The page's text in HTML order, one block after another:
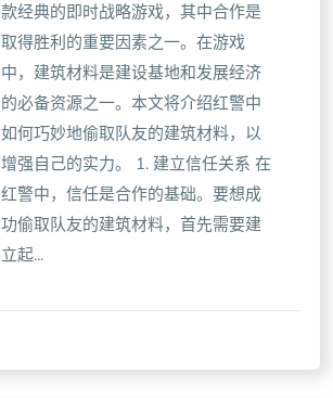
款经典的即时战略游戏，其中合作是
取得胜利的重要因素之一。在游戏
中，建筑材料是建设基地和发展经济
的必备资源之一。本文将介绍红警中
如何巧妙地偷取队友的建筑材料，以
增强自己的实力。 1. 建立信任关系 在
红警中，信任是合作的基础。要想成
功偷取队友的建筑材料，首先需要建
立起...